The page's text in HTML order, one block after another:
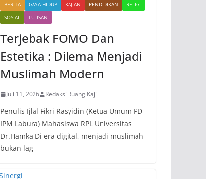
BERITA GAYA HIDUP KAJIAN PENDIDIKAN
RELIGI
SOSIAL
TULISAN
Terjebak FOMO Dan
Estetika : Dilema Menjadi
Muslimah Modern
Juli 11, 2026 Redaksi Ruang Kaji
Penulis Ijlal Fikri Rasyidin (Ketua Umum PD
IPM Labura) Mahasiswa RPL Universitas
Dr.Hamka Di era digital, menjadi muslimah
bukan lagi